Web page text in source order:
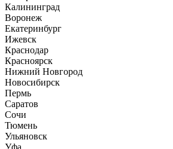
Калининград
Воронеж
Екатеринбург
Ижевск
Краснодар
Красноярск
Нижний Новгород
Новосибирск
Пермь
Саратов
Сочи
Тюмень
Ульяновск
Уфа